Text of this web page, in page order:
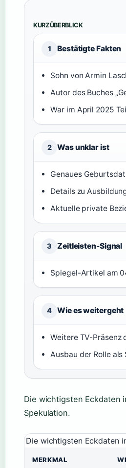
KURZÜBERBLICK
1 Bestätigte Fakten
Sohn von Armin
Autor des Buches
War im April 2025
2 Was unklar ist
Genaues
Details zu
Aktuelle private
3 Zeitleisten-Signal
Spiegel-Artikel am
4 Wie es weitergeht
Weitere TV-Präsenz
Ausbau der Rolle
Die wichtigsten Eckdaten
Spekulation.
Die wichtigsten Eckdaten
MERKMAL